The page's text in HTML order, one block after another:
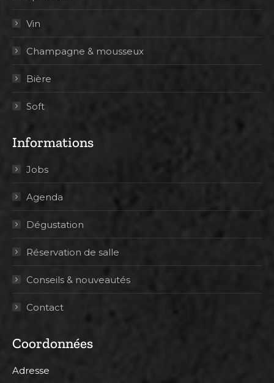
Vin
Champagne & mousseux
Bière
Soft
Informations
Jobs
Agenda
Dégustation
Réservation de salle
Conseils & nouveautés
Contact
Coordonnées
Adresse